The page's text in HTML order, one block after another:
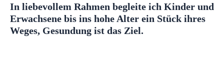
In liebevollem Rahmen begleite ich Kinder und
Erwachsene bis ins hohe Alter ein Stück ihres
Weges, Gesundung ist das Ziel.